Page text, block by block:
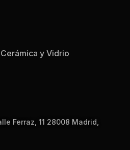
y Vidrio
Ferraz, 11 28008 Madrid,